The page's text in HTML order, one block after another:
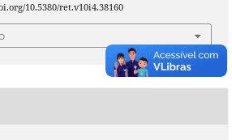
10.5380/ret.v10i4.38160